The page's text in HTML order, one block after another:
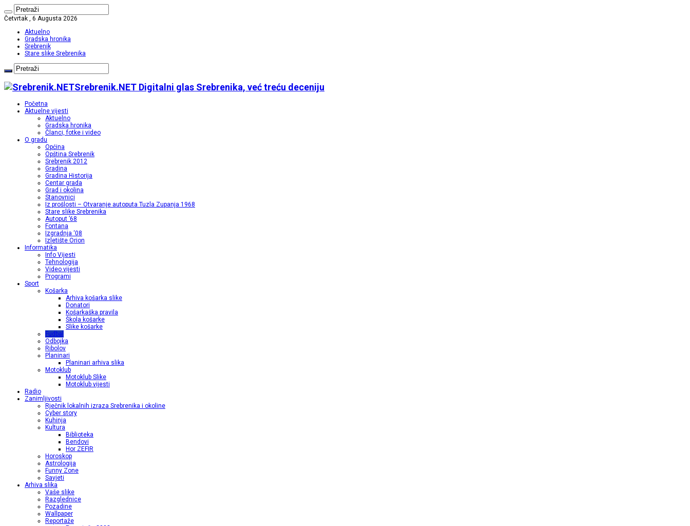
Četvrtak , 6 Augusta 2026
Aktuelno
Gradska hronika
Srebrenik
Stare slike Srebrenika
Srebrenik.NET Digitalni glas Srebrenika, već treću deceniju
Početna
Aktuelne vijesti
Aktuelno
Gradska hronika
Članci, fotke i video
O gradu
Općina
Opština Srebrenik
Srebrenik 2012
Gradina
Gradina Historija
Centar grada
Grad i okolina
Stanovnici
Iz prošlosti – Otvaranje autoputa Tuzla Zupanja 1968
Stare slike Srebrenika
Autoput ’68
Fontana
Izgradnja ‘08
Izletište Orion
Informatika
Info Vijesti
Tehnologija
Video vijesti
Programi
Sport
Košarka
Arhiva košarka slike
Donatori
Košarkaška pravila
Škola košarke
Slike košarke
Fudbal
Odbojka
Ribolov
Planinari
Planinari arhiva slika
Motoklub
Motoklub Slike
Motoklub vijesti
Radio
Zanimljivosti
Rječnik lokalnih izraza Srebrenika i okoline
Cyber story
Kuhinja
Kultura
Biblioteka
Bendovi
Hor ZEFIR
Horoskop
Astrologija
Funny Zone
Savjeti
Arhiva slika
Vaše slike
Razglednice
Pozadine
Wallpaper
Reportaže